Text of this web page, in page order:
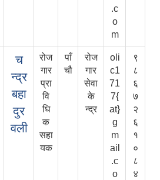
.c
o
m
च
न्द्र
बहा
दुर
वली
रोज
गार
प्रा
वि
धि
क
सहा
यक
पाँ
चौ
रोज
गार
सेवा
के
न्द्र
oli
c1
71
7{
at}
g
m
ail
.c
o
९
८
६
७
२
६
१
०
८
४